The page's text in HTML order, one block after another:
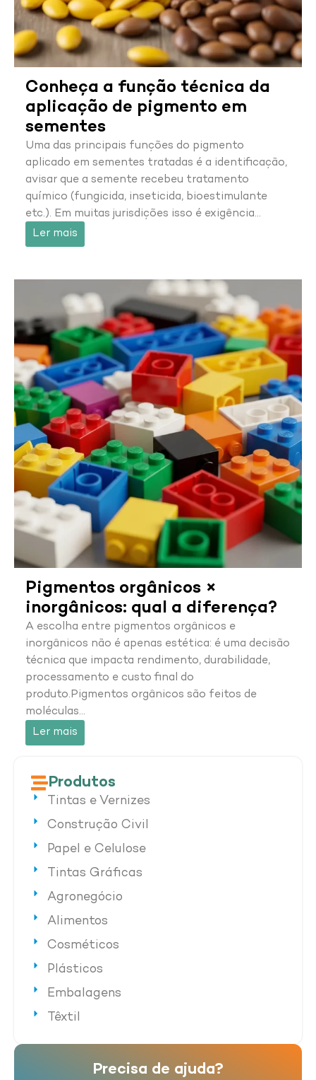
Conheça a função técnica da
aplicação de pigmento em
sementes
Uma das principais funções do pigmento
aplicado em sementes tratadas é a identificação,
avisar que a semente recebeu tratamento
químico (fungicida, inseticida, bioestimulante
etc.). Em muitas jurisdições isso é exigência…
Ler mais
Pigmentos orgânicos ×
inorgânicos: qual a diferença?
A escolha entre pigmentos orgânicos e
inorgânicos não é apenas estética: é uma decisão
técnica que impacta rendimento, durabilidade,
processamento e custo final do
produto.Pigmentos orgânicos são feitos de
moléculas…
Ler mais
Produtos
Tintas e Vernizes
Construção Civil
Papel e Celulose
Tintas Gráficas
Agronegócio
Alimentos
Cosméticos
Plásticos
Embalagens
Têxtil
Precisa de ajuda?